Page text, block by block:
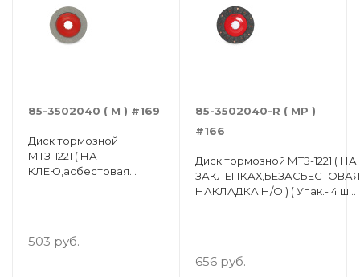
85-3502040 ( М ) #169
Диск тормозной
МТЗ-1221 ( НА
КЛЕЮ,асбестовая
503 руб.
85-3502040-R ( МР )
#166
Диск тормозной МТЗ-1221 ( НА
ЗАКЛЕПКАХ,БЕЗАСБЕСТОВАЯ
НАКЛАДКА Н/О ) ( Упак.- 4 шт.
656 руб.